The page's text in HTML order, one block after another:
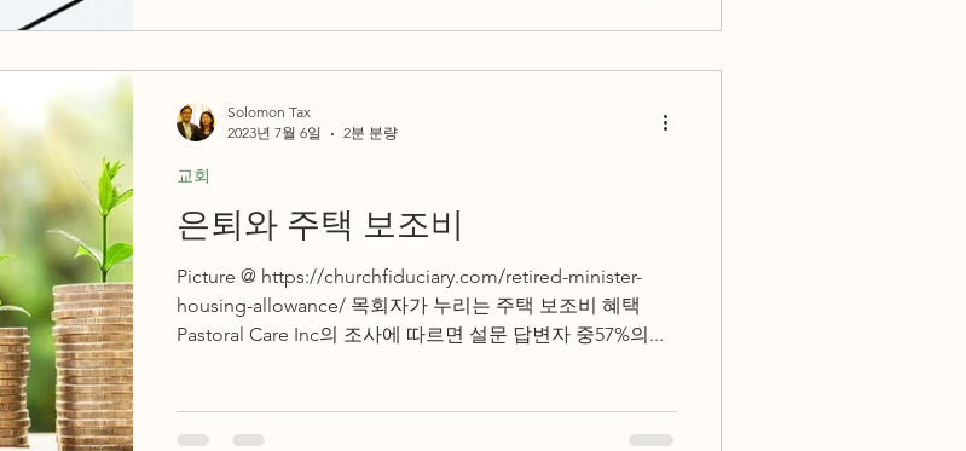
은퇴와 주택 보조비
Picture @ https://churchfiduciary.com/retired-minister-
housing-allowance/ 목회자가 누리는 주택 보조비 혜택
Pastoral Care Inc의 조사에 따르면 설문 답변자 중57%의...
교회
Solomon Tax
2023년 7월 6일
2분 분량